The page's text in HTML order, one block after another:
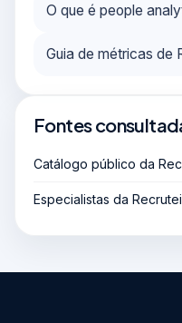
O que é people
Guia de métricas de
Fontes
Catálogo público da
Especialistas da